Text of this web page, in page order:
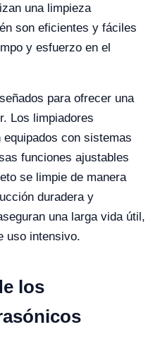
una limpieza
son eficientes y fáciles
y esfuerzo en el
para ofrecer una
Los limpiadores
con sistemas
funciones ajustables
se limpie de manera
duradera y
una larga vida útil,
uso intensivo.
los